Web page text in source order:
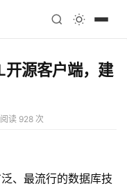
源客户端，建
读 928 次
、最流行的数据库技